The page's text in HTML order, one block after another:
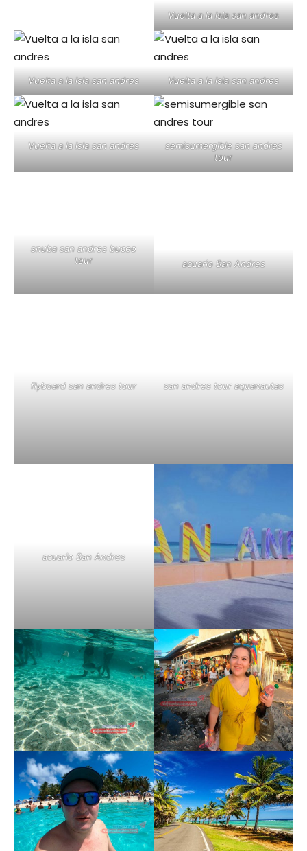
Vuelta a la isla san andres
Vuelta a la isla san andres Vuelta a la isla san andres
Vuelta a la isla san andres
semisumergible san andres
tour
snuba san andres buceo
tour
acuario San Andres
flyboard san andres tour san andres tour aquanautas
acuario San Andres